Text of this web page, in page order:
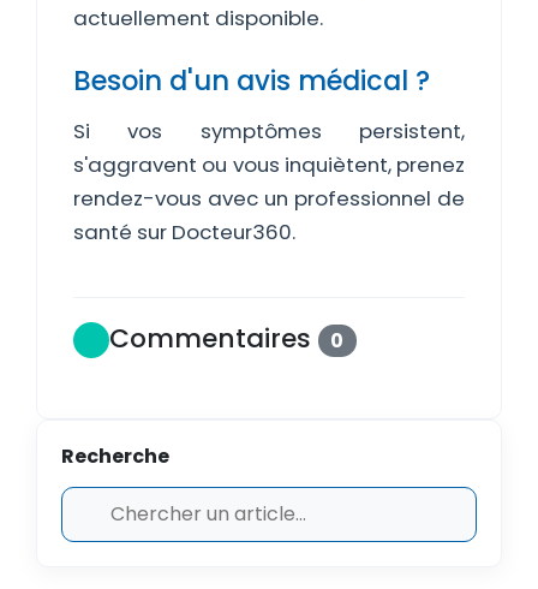
actuellement disponible.
Besoin d'un avis médical ?
Si vos symptômes persistent,
s'aggravent ou vous inquiètent, prenez
rendez-vous avec un professionnel de
santé sur Docteur360.
Commentaires 0
Recherche